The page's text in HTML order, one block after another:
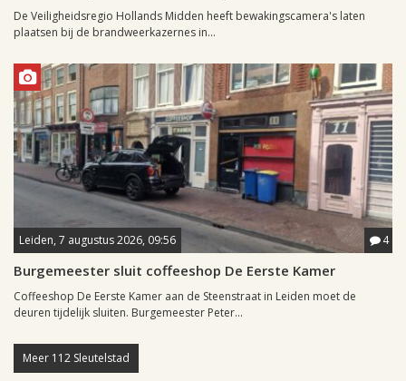
De Veiligheidsregio Hollands Midden heeft bewakingscamera's laten
plaatsen bij de brandweerkazernes in...
Leiden, 7 augustus 2026, 09:56 4
Burgemeester sluit coffeeshop De Eerste Kamer
Coffeeshop De Eerste Kamer aan de Steenstraat in Leiden moet de
deuren tijdelijk sluiten. Burgemeester Peter...
Meer 112 Sleutelstad